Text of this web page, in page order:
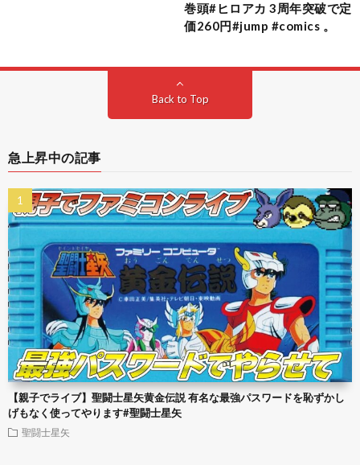
巻頭#ヒロアカ 3周年突破で定
価260円#jump #comics 。
Back to Top
急上昇中の記事
【親子でライブ】聖闘士星矢黄金伝説 有名な最強パスワードを恥ずかし
げもなく使ってやります#聖闘士星矢
聖闘士星矢